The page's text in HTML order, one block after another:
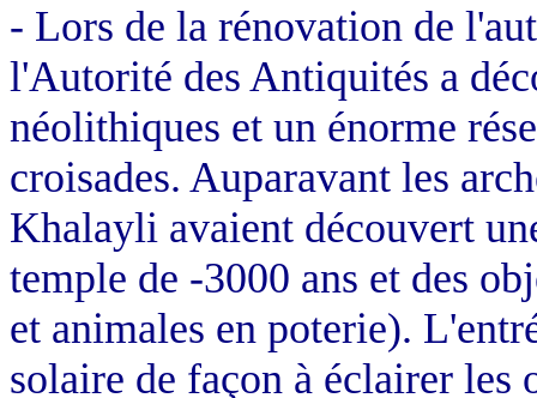
- Lors de la rénovation de
l'Autorité des Antiquités a
néolithiques et un énorme
croisades. Auparavant les
Khalayli avaient découvert
temple de -3000 ans et des
et animales en poterie).
solaire de façon à éclairer